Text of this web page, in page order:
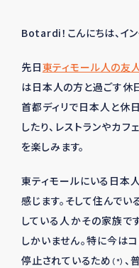
Botardi！こんにちは、イ
先日東ティモール人の友
は日本人の方と過ごす休
首都ディリで日本人と休
したり、レストランやカフ
を楽しみます。
東ティモールにいる日本
感じます。そして住んで
している人かその家族で
しかいません。特に今は
停止されているため （*） 、